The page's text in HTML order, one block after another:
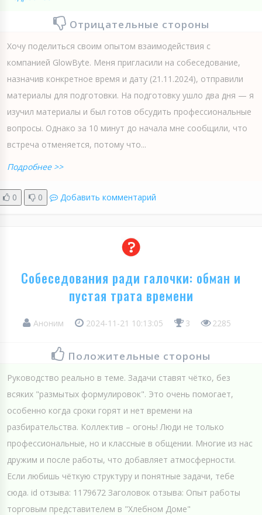
Отрицательные стороны
Хочу поделиться своим опытом взаимодействия с
компанией GlowByte. Меня пригласили на собеседование,
назначив конкретное время и дату (21.11.2024), отправили
материалы для подготовки. На подготовку ушло два дня — я
изучил материалы и был готов обсудить профессиональные
вопросы. Однако за 10 минут до начала мне сообщили, что
встреча отменяется, потому что...
Подробнее >>
0 0 Добавить комментарий
Собеседования ради галочки: обман и
пустая трата времени
Аноним 2024-11-21 10:13:05 3 2285
Положительные стороны
Руководство реально в теме. Задачи ставят чётко, без
всяких "размытых формулировок". Это очень помогает,
особенно когда сроки горят и нет времени на
разбирательства. Коллектив – огонь! Люди не только
профессиональные, но и классные в общении. Многие из нас
дружим и после работы, что добавляет атмосферности.
Если любишь чёткую структуру и понятные задачи, тебе
сюда. id отзыва: 1179672 Заголовок отзыва: Опыт работы
торговым представителем в "Хлебном Доме"